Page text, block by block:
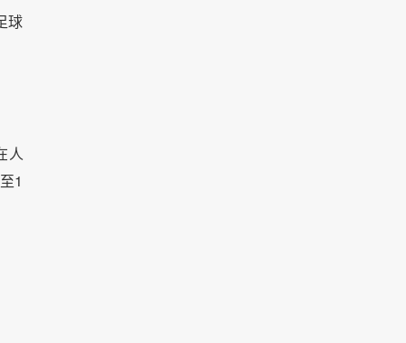
球
人
1